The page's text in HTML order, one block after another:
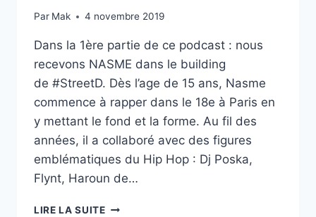
Par Mak 4 novembre 2019
Dans la 1ère partie de ce podcast : nous
recevons NASME dans le building
de #StreetD. Dès l’age de 15 ans, Nasme
commence à rapper dans le 18e à Paris en
y mettant le fond et la forme. Au fil des
années, il a collaboré avec des figures
emblématiques du Hip Hop : Dj Poska,
Flynt, Haroun de…
LIRE LA SUITEMENACE